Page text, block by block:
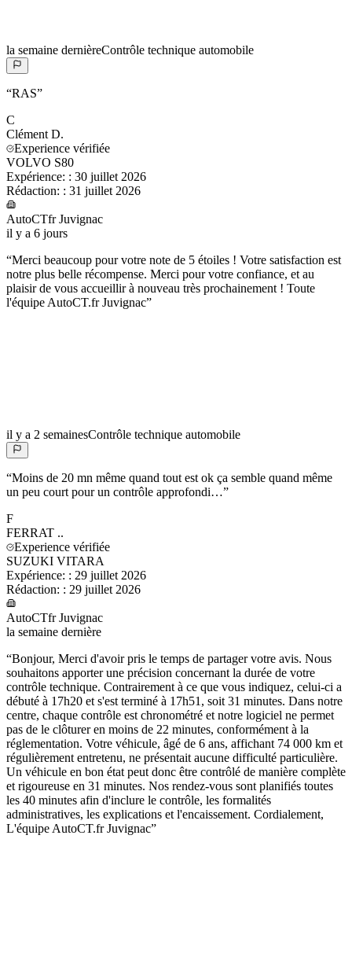
la semaine dernièreContrôle technique automobile
“RAS”
C
Clément D.
Experience vérifiée
VOLVO S80
Expérience: : 30 juillet 2026
Rédaction: : 31 juillet 2026
AutoCTfr Juvignac
il y a 6 jours
“Merci beaucoup pour votre note de 5 étoiles ! Votre satisfaction est
notre plus belle récompense. Merci pour votre confiance, et au
plaisir de vous accueillir à nouveau très prochainement ! Toute
l'équipe AutoCT.fr Juvignac”
il y a 2 semainesContrôle technique automobile
“Moins de 20 mn même quand tout est ok ça semble quand même
un peu court pour un contrôle approfondi…”
F
FERRAT ..
Experience vérifiée
SUZUKI VITARA
Expérience: : 29 juillet 2026
Rédaction: : 29 juillet 2026
AutoCTfr Juvignac
la semaine dernière
“Bonjour, Merci d'avoir pris le temps de partager votre avis. Nous
souhaitons apporter une précision concernant la durée de votre
contrôle technique. Contrairement à ce que vous indiquez, celui-ci a
débuté à 17h20 et s'est terminé à 17h51, soit 31 minutes. Dans notre
centre, chaque contrôle est chronométré et notre logiciel ne permet
pas de le clôturer en moins de 22 minutes, conformément à la
réglementation. Votre véhicule, âgé de 6 ans, affichant 74 000 km et
régulièrement entretenu, ne présentait aucune difficulté particulière.
Un véhicule en bon état peut donc être contrôlé de manière complète
et rigoureuse en 31 minutes. Nos rendez-vous sont planifiés toutes
les 40 minutes afin d'inclure le contrôle, les formalités
administratives, les explications et l'encaissement. Cordialement,
L'équipe AutoCT.fr Juvignac”